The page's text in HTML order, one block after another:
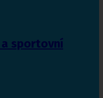
sportovní